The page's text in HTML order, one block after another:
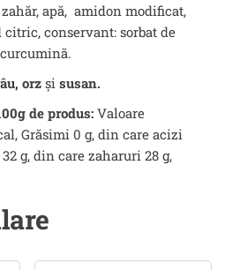
zahăr, apă, amidon modificat,
conservant: sorbat de
orz şi susan.
de produs: Valoare
Grăsimi 0 g, din care acizi
g, din care zaharuri 28 g,